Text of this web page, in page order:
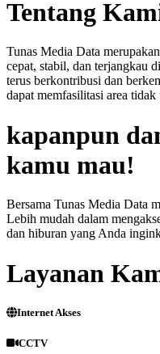
Tentang
Tunas Media Data
cepat, stabil, dan terjangkau
terus berkontribusi dan
dapat memfasilitasi area
kapanpun
kamu mau!
Bersama Tunas Media Data
Lebih mudah dalam
dan hiburan yang Anda
Layanan
Internet Akses
CCTV